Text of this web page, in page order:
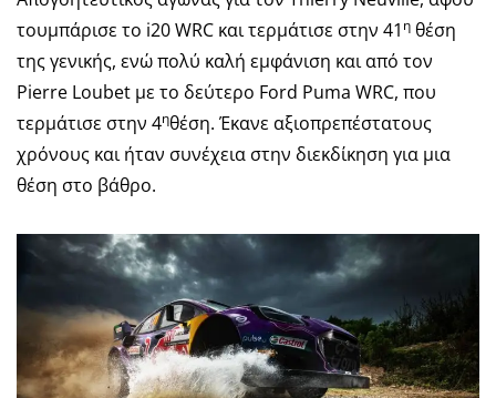
τουμπάρισε το i20 WRC και τερμάτισε στην 41 η θέση
της γενικής, ενώ πολύ καλή εμφάνιση και από τον
Pierre Loubet με το δεύτερο Ford Puma WRC, που
τερμάτισε στην 4ηθέση. Έκανε αξιοπρεπέστατους
χρόνους και ήταν συνέχεια στην διεκδίκηση για μια
θέση στο βάθρο.